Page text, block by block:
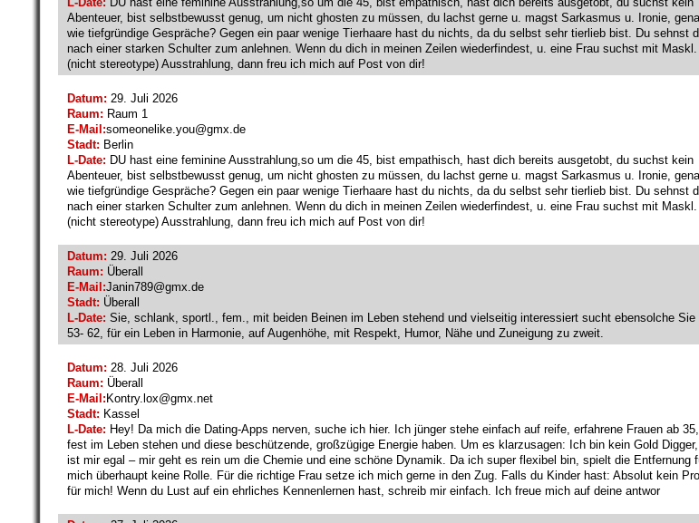
Abenteuer, bist selbstbewusst genug, um nicht ghosten zu müssen, du lachst gerne u. magst Sarkasmus u. Ironie,
wie tiefgründige Gespräche? Gegen ein paar wenige Tierhaare hast du nichts, da du selbst sehr tierlieb bist. Du sehnst
nach einer starken Schulter zum anlehnen. Wenn du dich in meinen Zeilen wiederfindest, u. eine Frau suchst mit Maskl.
(nicht stereotype) Ausstrahlung, dann freu ich mich auf Post von dir!
Datum: 29. Juli 2026
Raum: Raum 1
E-Mail:someonelike.you@gmx.de
Stadt: Berlin
L-Date: DU hast eine feminine Ausstrahlung,so um die 45, bist empathisch, hast dich bereits ausgetobt, du suchst kein
Abenteuer, bist selbstbewusst genug, um nicht ghosten zu müssen, du lachst gerne u. magst Sarkasmus u. Ironie,
wie tiefgründige Gespräche? Gegen ein paar wenige Tierhaare hast du nichts, da du selbst sehr tierlieb bist. Du sehnst
nach einer starken Schulter zum anlehnen. Wenn du dich in meinen Zeilen wiederfindest, u. eine Frau suchst mit Maskl.
(nicht stereotype) Ausstrahlung, dann freu ich mich auf Post von dir!
Datum: 29. Juli 2026
Raum: Überall
E-Mail:Janin789@gmx.de
Stadt: Überall
L-Date: Sie, schlank, sportl., fem., mit beiden Beinen im Leben stehend und vielseitig interessiert sucht ebensolche Sie
53- 62, für ein Leben in Harmonie, auf Augenhöhe, mit Respekt, Humor, Nähe und Zuneigung zu zweit.
Datum: 28. Juli 2026
Raum: Überall
E-Mail:Kontry.lox@gmx.net
Stadt: Kassel
L-Date: Hey! Da mich die Dating-Apps nerven, suche ich hier. Ich jünger stehe einfach auf reife, erfahrene Frauen ab
fest im Leben stehen und diese beschützende, großzügige Energie haben. Um es klarzusagen: Ich bin kein Gold
ist mir egal – mir geht es rein um die Chemie und eine schöne Dynamik. Da ich super flexibel bin, spielt die Entfernung
mich überhaupt keine Rolle. Für die richtige Frau setze ich mich gerne in den Zug. Falls du Kinder hast: Absolut kein
für mich! Wenn du Lust auf ein ehrliches Kennenlernen hast, schreib mir einfach. Ich freue mich auf deine antwor